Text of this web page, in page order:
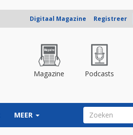
Digitaal Magazine Registreer
Magazine Podcasts
MEER ZOEKVELD